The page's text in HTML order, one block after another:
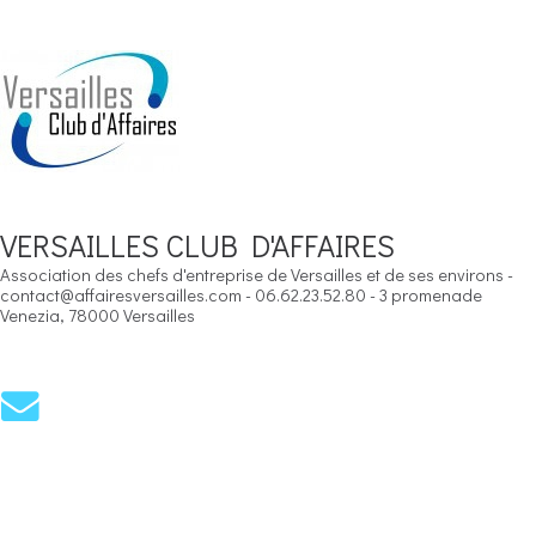
VERSAILLES CLUB D'AFFAIRES
Association des chefs d'entreprise de Versailles et de ses environs -
contact@affairesversailles.com - 06.62.23.52.80 - 3 promenade
Venezia, 78000 Versailles